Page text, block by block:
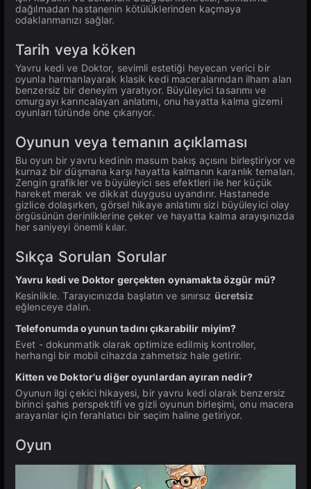
dağılmadan hastanenin kötülüklerinden kaçmaya
odaklanmanızı sağlar.
Tarih veya köken
Yavru kedi ve Doktor, sevimli estetiği heyecan verici bir
oyunla harmanlayarak klasik kedi maceralarından ilham alan
benzersiz bir deneyim yaratıyor. Büyüleyici tasarımı ve
omurgayı karıncalayan anlatımı, onu hayatta kalma gizemi
oyunları türünde öne çıkarıyor.
Oyunun veya temanın açıklaması
Bu oyun bir yavru kedinin masum bakış açısını birleştiriyor ve
kurnaz bir düşmana karşı hayatta kalmanın karanlık temaları.
Zengin grafikler ve büyüleyici ses efektleri ile her küçük
hareket merak ve dikkat duygusu uyandırır. Hastanede
gizlice dolaşırken, görsel hikaye anlatımı sizi büyüleyici olay
örgüsünün derinliklerine çeker ve hayatta kalma arayışınızda
her saniyeyi önemli kılar.
Sıkça Sorulan Sorular
Yavru kedi ve Doktor gerçekten oynamakta özgür mü?
Kesinlikle. Tarayıcınızda başlatın ve sınırsız ücretsiz
eğlenceye dalın.
Telefonumda oyunun tadını çıkarabilir miyim?
Evet - dokunmatik olarak optimize edilmiş kontroller,
herhangi bir mobil cihazda zahmetsiz hale getirir.
Kitten ve Doktor'u diğer oyunlardan ayıran nedir?
Oyunun ilgi çekici hikayesi, bir yavru kedi olarak benzersiz
birinci şahıs perspektifi ve gizli oyunun birleşimi, onu macera
arayanlar için ferahlatıcı bir seçim haline getiriyor.
Oyun